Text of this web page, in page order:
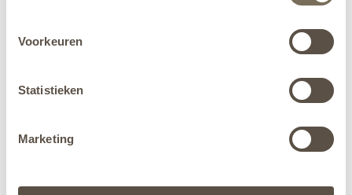
Voorkeuren
Statistieken
Marketing